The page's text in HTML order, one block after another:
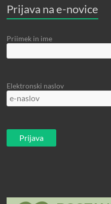
Prijava na e-novice
Priimek in ime
Elektronski naslov